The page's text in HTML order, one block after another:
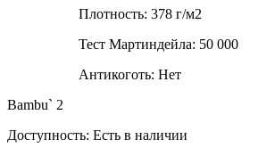
Плотность: 378 г/м2
Тест Мартиндейла: 50 000
Антикоготь: Нет
Bambu` 2
Доступность: Есть в наличии